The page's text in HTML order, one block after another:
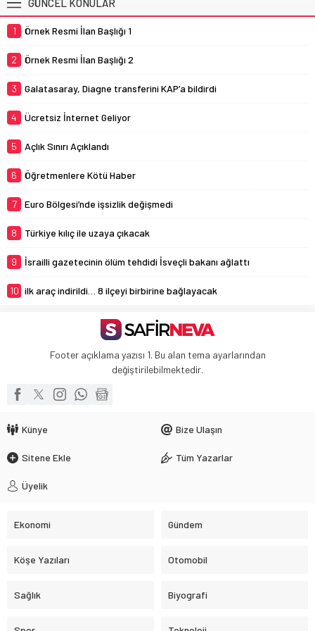
GÜNCEL KONULAR
1 Örnek Resmi İlan Başlığı 1
2 Örnek Resmi İlan Başlığı 2
3 Galatasaray, Diagne transferini KAP’a bildirdi
4 Ücretsiz İnternet Geliyor
5 Açlık Sınırı Açıklandı
6 Öğretmenlere Kötü Haber
7 Euro Bölgesi’nde işsizlik değişmedi
8 Türkiye kılıç ile uzaya çıkacak
9 İsrailli gazetecinin ölüm tehdidi İsveçli bakanı ağlattı
10 ilk araç indirildi… 8 ilçeyi birbirine bağlayacak
Footer açıklama yazısı 1. Bu alan tema ayarlarından
değiştirilebilmektedir.
Künye Bize Ulaşın
Sitene Ekle Tüm Yazarlar
Üyelik
Ekonomi Gündem
Köşe Yazıları Otomobil
Sağlık Biyografi